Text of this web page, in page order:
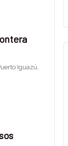
Iguazú,